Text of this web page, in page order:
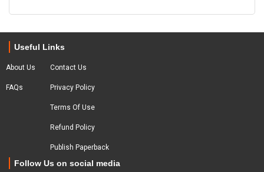
Useful Links
About Us
FAQs
Contact Us
Privacy Policy
Terms Of Use
Refund Policy
Publish Paperback
Follow Us on social media